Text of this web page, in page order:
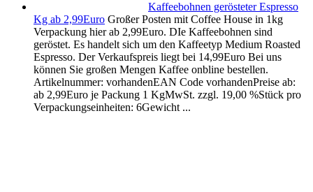
Kaffeebohnen gerösteter Espresso
Kg ab 2,99Euro Großer Posten mit Coffee House in 1kg
Verpackung hier ab 2,99Euro. DIe Kaffeebohnen sind
geröstet. Es handelt sich um den Kaffeetyp Medium Roasted
Espresso. Der Verkaufspreis liegt bei 14,99Euro Bei uns
können Sie großen Mengen Kaffee onbline bestellen.
Artikelnummer: vorhandenEAN Code vorhandenPreise ab:
ab 2,99Euro je Packung 1 KgMwSt. zzgl. 19,00 %Stück pro
Verpackungseinheiten: 6Gewicht ...